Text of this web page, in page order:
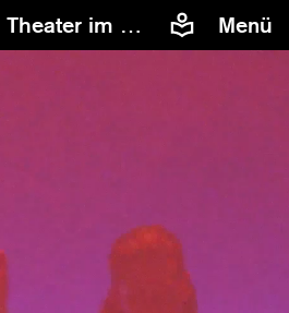
»Beethoven 7« am Theater im Pfalzbau mit der Deutschen Staatsphilharmonie Rheinland-Pfalz Menü